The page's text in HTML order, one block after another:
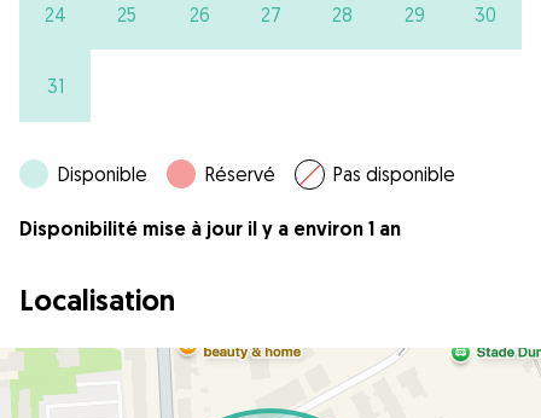
24 25 26 27 28 29 30
31
Disponible Réservé Pas disponible
Disponibilité mise à jour il y a environ 1 an
Localisation